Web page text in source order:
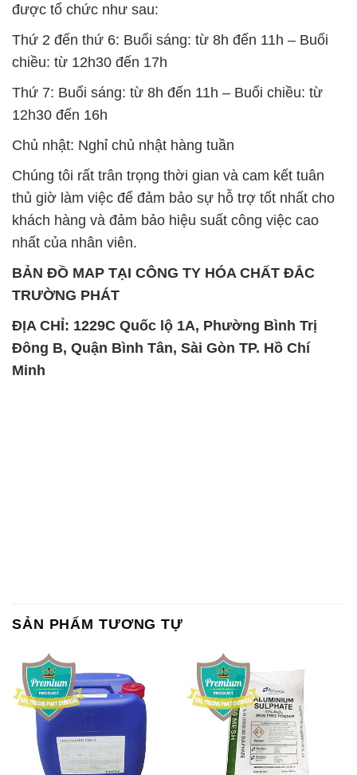
được tổ chức như sau:
Thứ 2 đến thứ 6: Buổi sáng: từ 8h đến 11h – Buổi
chiều: từ 12h30 đến 17h
Thứ 7: Buổi sáng: từ 8h đến 11h – Buổi chiều: từ
12h30 đến 16h
Chủ nhật: Nghỉ chủ nhật hàng tuần
Chúng tôi rất trân trọng thời gian và cam kết tuân
thủ giờ làm việc để đảm bảo sự hỗ trợ tốt nhất cho
khách hàng và đảm bảo hiệu suất công việc cao
nhất của nhân viên.
BẢN ĐỒ MAP TẠI CÔNG TY HÓA CHẤT ĐẮC
TRƯỜNG PHÁT
ĐỊA CHỈ: 1229C Quốc lộ 1A, Phường Bình Trị
Đông B, Quận Bình Tân, Sài Gòn TP. Hồ Chí
Minh
SẢN PHẨM TƯƠNG TỰ